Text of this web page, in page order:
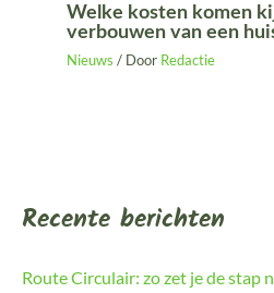
Welke kosten komen
verbouwen van een
Nieuws / Door Redactie
Recente berichten
Route Circulair: zo zet je de stap